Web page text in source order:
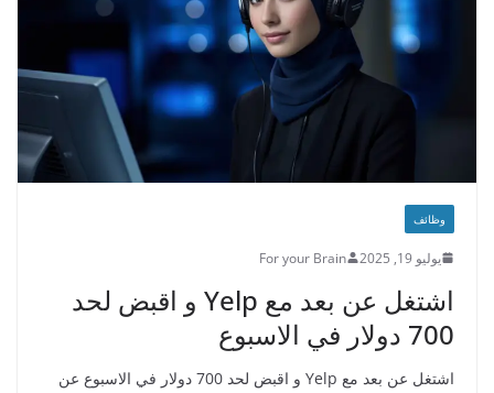
وظائف
يوليو 19, 2025 For your Brain
اشتغل عن بعد مع Yelp و اقبض لحد
700 دولار في الاسبوع
اشتغل عن بعد مع Yelp و اقبض لحد 700 دولار في الاسبوع عن